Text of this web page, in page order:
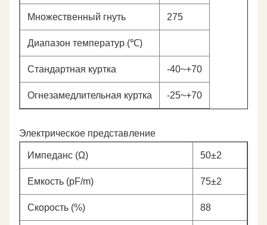
Множественный гнуть 275
Диапазон температур (℃)
Стандартная куртка -40~+70
Огнезамедлительная куртка -25~+70
Электрическое представление
Импеданс (Ω) 50±2
Емкость (pF/m) 75±2
Скорость (%) 88